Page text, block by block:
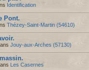
Identification
Pont.
Thézey-Saint-Martin (54610)
Jouy-aux-Arches (57130)
Les Casernes